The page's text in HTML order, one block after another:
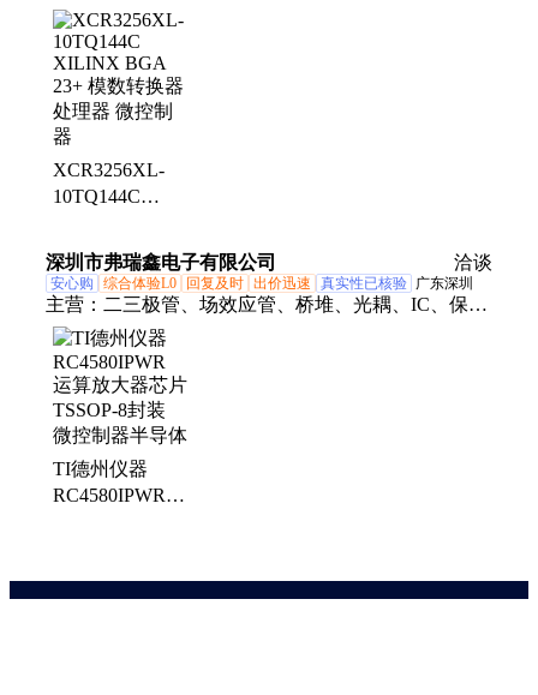
XCR3256XL-
10TQ144C
23+ 模数转换器
处理器 微控制
器
深圳市弗瑞鑫电子有限公司 洽谈
安心购 综合体验L0 回复及时 出价迅速 真实性已核验 广东深圳
主营： 二三极管、场效应管、桥堆、光耦、IC、保险
丝、可控硅、贴片安规电容、扬杰IGBT、贴片压敏
电阻、贴片Y电容
TI德州仪器
RC4580IPWR